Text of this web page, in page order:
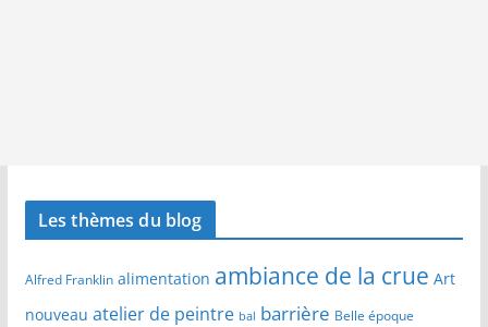
Les thèmes du blog
Alfred Franklin alimentation ambiance de la crue Art
nouveau atelier de peintre bal barrière Belle époque